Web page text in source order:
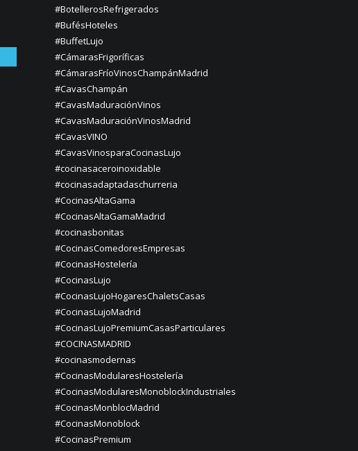
#BotellerosRefrigerados
#BufésHoteles
#BuffetLujo
#CámarasFrigoríficas
#CámarasFríoVinosChampánMadrid
#CavasChampán
#CavasMaduraciónVinos
#CavasMaduraciónVinosMadrid
#CavasVINO
#CavasVinosparaCocinasLujo
#cocinasaceroinoxidable
#cocinasadaptadaschurreria
#CocinasAltaGama
#CocinasAltaGamaMadrid
#cocinasbonitas
#CocinasComedoresEmpresas
#CocinasHostelería
#CocinasLujo
#CocinasLujoHogaresChaletsCasas
#CocinasLujoMadrid
#CocinasLujoPremiumCasasParticulares
#COCINASMADRID
#cocinasmodernas
#CocinasModularesHostelería
#CocinasModularesMonoblockIndustriales
#CocinasMonblocMadrid
#CocinasMonoblock
#CocinasPremium